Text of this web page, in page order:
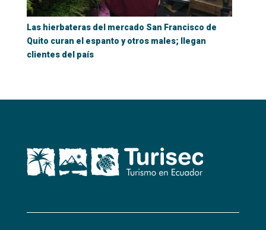
Las hierbateras del mercado San Francisco de
Quito curan el espanto y otros males; llegan
clientes del país